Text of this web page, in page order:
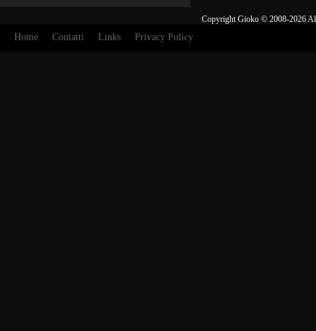
Copyright Gioko © 2008-2026
Home Contatti Links Privacy Policy